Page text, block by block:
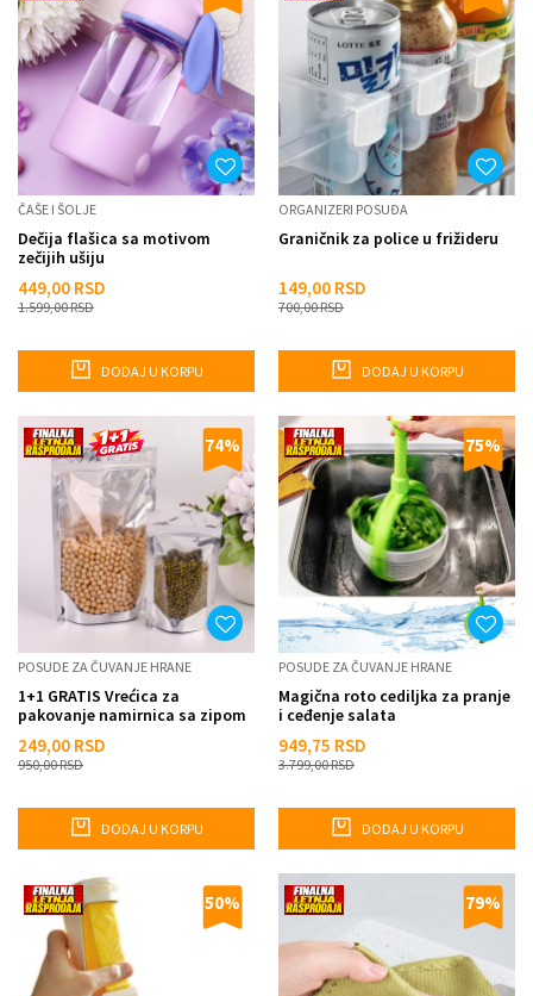
ČAŠE I ŠOLJE
Dečija flašica sa motivom
zečijih ušiju
449,00 RSD
1.599,00RSD
DODAJ U KORPU
ORGANIZERI POSUĐA
Graničnik za police u frižideru
149,00 RSD
700,00RSD
DODAJ U KORPU
74%
POSUDE ZA ČUVANJE HRANE
1+1 GRATIS Vrećica za
pakovanje namirnica sa zipom
249,00 RSD
950,00RSD
DODAJ U KORPU
75%
POSUDE ZA ČUVANJE HRANE
Magična roto cediljka za pranje
i ceđenje salata
949,75 RSD
3.799,00RSD
DODAJ U KORPU
50% 79%